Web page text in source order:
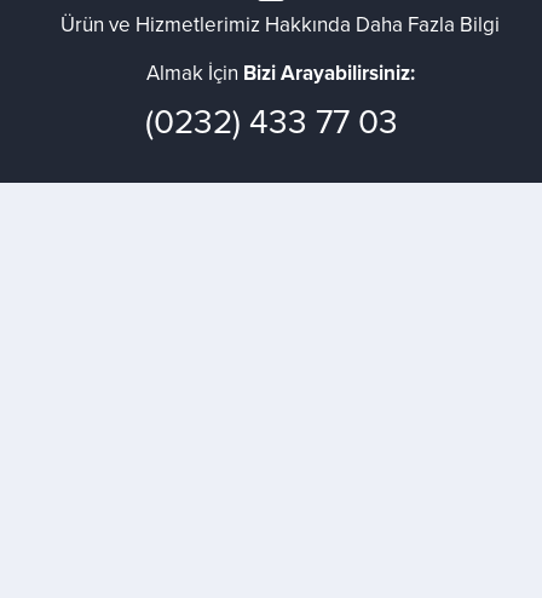
Ürün ve Hizmetlerimiz Hakkında Daha Fazla Bilgi
Almak İçin Bizi Arayabilirsiniz:
(0232) 433 77 03